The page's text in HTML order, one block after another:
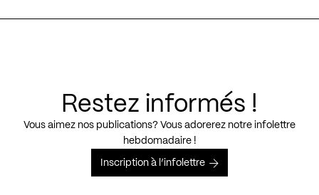
Restez informés !
Vous aimez nos publications? Vous adorerez notre infolettre
hebdomadaire !
Inscription à l’infolettre